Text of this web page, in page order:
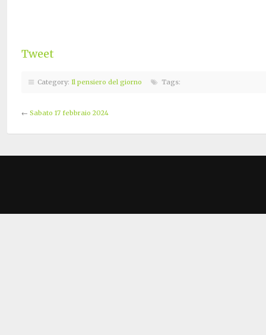
Tweet
Category: Il pensiero del giorno Tags:
← Sabato 17 febbraio 2024